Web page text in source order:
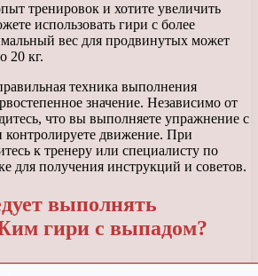
тренировок и хотите увеличить
использовать гири с более
вес для продвинутых может
20 кг.
техника выполнения
значение. Независимо от
что вы выполняете упражнение с
движение. При
к тренеру или специалисту по
для получения инструкций и советов.
выполнять
гири с выпадом?